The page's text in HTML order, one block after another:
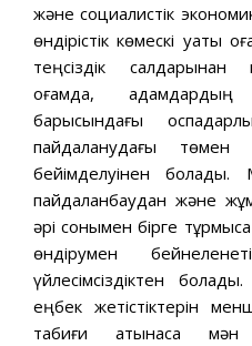
және социалистік
өндірістік көмескі қуаты
теңсіздік салдарынан
қоғамда, адамдардың
барысындағы
пайдаланудағы төмен
бейімделуінен болады.
пайдаланбаудан және
әрі сонымен бірге
өндірумен
үйлесімсіздіктен
еңбек жетістіктерін
табиғи қатынасқа